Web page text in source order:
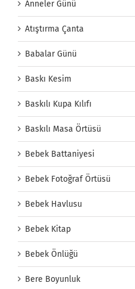
Anneler Günü
Atıştırma Çanta
Babalar Günü
Baskı Kesim
Baskılı Kupa Kılıfı
Baskılı Masa Örtüsü
Bebek Battaniyesi
Bebek Fotoğraf Örtüsü
Bebek Havlusu
Bebek Kitap
Bebek Önlüğü
Bere Boyunluk